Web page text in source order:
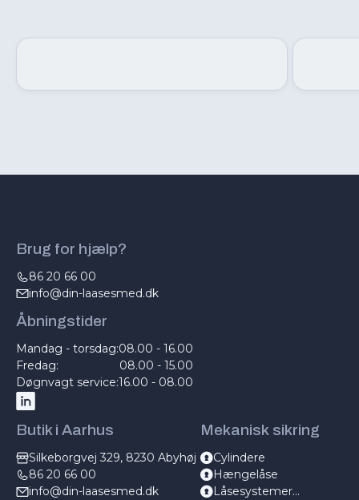
Brug for hjælp?
86 20 66 00
info@din-laasesmed.dk
Åbningstider
Mandag - torsdag:08.00 - 16.00
Fredag:
08.00 - 15.00
Døgnvagt service:16.00 - 08.00
Butik i Aarhus
Silkeborgvej 329, 8230 Abyhøj
86 20 66 00
info@din-laasesmed.dk
Mekanisk sikring
Cylindere
Hængelåse
Låsesystemer